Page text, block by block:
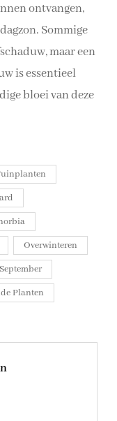
ontvangen,
Sommige
maar een
is essentieel
bloei van deze
Overwinteren
September
Planten